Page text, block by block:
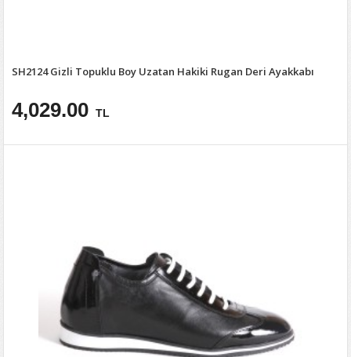
SH2124 Gizli Topuklu Boy Uzatan Hakiki Rugan Deri Ayakkabı
4,029.00 TL